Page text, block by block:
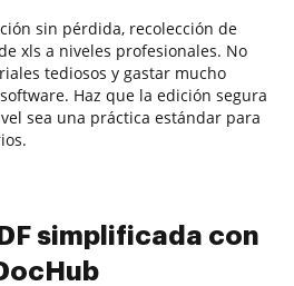
sin pérdida, recolección de
xls a niveles profesionales. No
tediosos y gastar mucho
Haz que la edición segura
sea una práctica estándar para
simplificada con